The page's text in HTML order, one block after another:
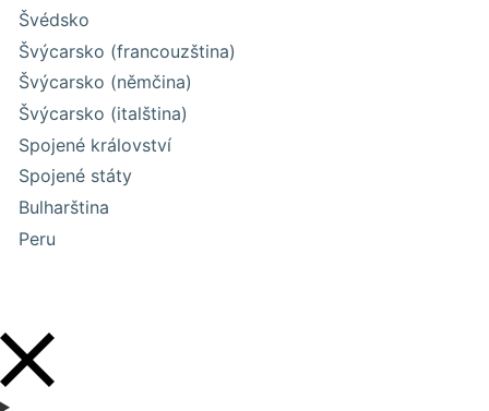
Švédsko
Švýcarsko (francouzština)
Švýcarsko (němčina)
Švýcarsko (italština)
Spojené království
Spojené státy
Bulharština
Peru